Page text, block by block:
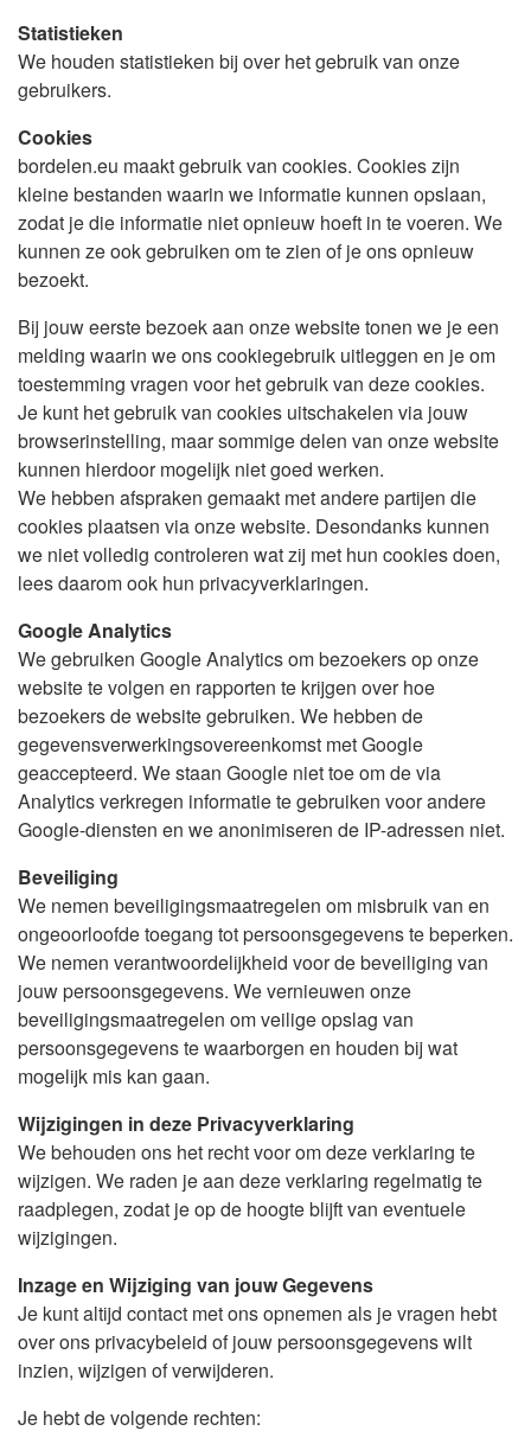
Statistieken
We houden statistieken bij over het gebruik van onze
gebruikers.
Cookies
bordelen.eu maakt gebruik van cookies. Cookies zijn
kleine bestanden waarin we informatie kunnen opslaan,
zodat je die informatie niet opnieuw hoeft in te voeren. We
kunnen ze ook gebruiken om te zien of je ons opnieuw
bezoekt.
Bij jouw eerste bezoek aan onze website tonen we je een
melding waarin we ons cookiegebruik uitleggen en je om
toestemming vragen voor het gebruik van deze cookies.
Je kunt het gebruik van cookies uitschakelen via jouw
browserinstelling, maar sommige delen van onze website
kunnen hierdoor mogelijk niet goed werken.
We hebben afspraken gemaakt met andere partijen die
cookies plaatsen via onze website. Desondanks kunnen
we niet volledig controleren wat zij met hun cookies doen,
lees daarom ook hun privacyverklaringen.
Google Analytics
We gebruiken Google Analytics om bezoekers op onze
website te volgen en rapporten te krijgen over hoe
bezoekers de website gebruiken. We hebben de
gegevensverwerkingsovereenkomst met Google
geaccepteerd. We staan Google niet toe om de via
Analytics verkregen informatie te gebruiken voor andere
Google-diensten en we anonimiseren de IP-adressen niet.
Beveiliging
We nemen beveiligingsmaatregelen om misbruik van en
ongeoorloofde toegang tot persoonsgegevens te beperken.
We nemen verantwoordelijkheid voor de beveiliging van
jouw persoonsgegevens. We vernieuwen onze
beveiligingsmaatregelen om veilige opslag van
persoonsgegevens te waarborgen en houden bij wat
mogelijk mis kan gaan.
Wijzigingen in deze Privacyverklaring
We behouden ons het recht voor om deze verklaring te
wijzigen. We raden je aan deze verklaring regelmatig te
raadplegen, zodat je op de hoogte blijft van eventuele
wijzigingen.
Inzage en Wijziging van jouw Gegevens
Je kunt altijd contact met ons opnemen als je vragen hebt
over ons privacybeleid of jouw persoonsgegevens wilt
inzien, wijzigen of verwijderen.
Je hebt de volgende rechten: